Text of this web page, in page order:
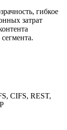
гибкое
затрат
CIFS, REST,